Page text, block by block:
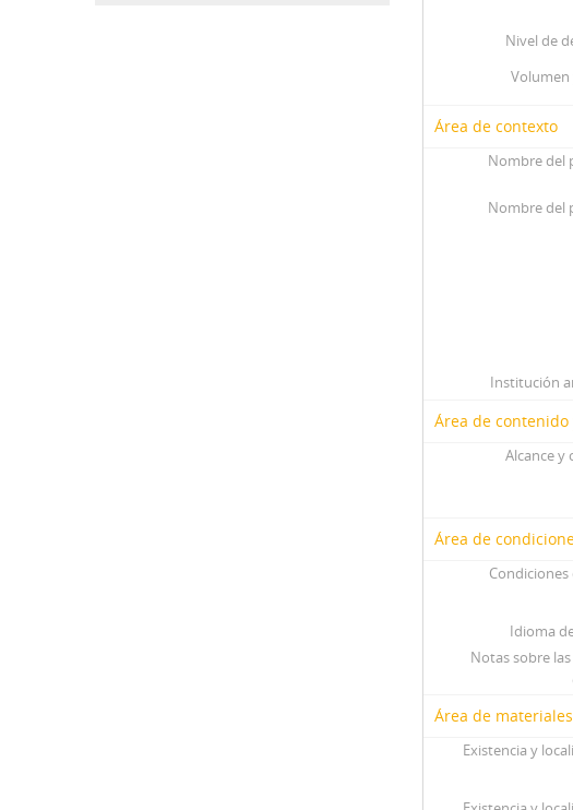
Nivel de
Área de contexto
Nombre del
Nombre del
Institución
Área de
Alcance y
Área de
Condiciones
Idioma
Notas sobre
Área de
Existencia y